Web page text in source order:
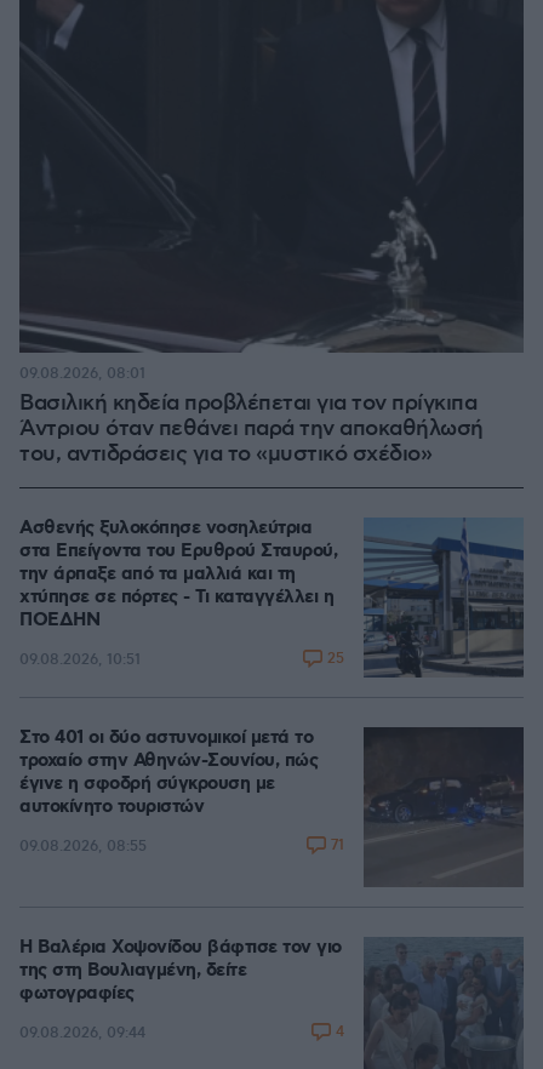
Βασιλική κηδεία προβλέπεται για τον πρίγκιπα
Άντριου όταν πεθάνει παρά την αποκαθήλωσή
του, αντιδράσεις για το «μυστικό σχέδιο»
09.08.2026, 08:01
Ασθενής ξυλοκόπησε νοσηλεύτρια
στα Επείγοντα του Ερυθρού Σταυρού,
την άρπαξε από τα μαλλιά και τη
χτύπησε σε πόρτες - Τι καταγγέλλει η
ΠΟΕΔΗΝ
09.08.2026, 10:51 25
Στο 401 οι δύο αστυνομικοί μετά το
τροχαίο στην Αθηνών-Σουνίου, πώς
έγινε η σφοδρή σύγκρουση με
αυτοκίνητο τουριστών
09.08.2026, 08:55 71
Η Βαλέρια Χοψονίδου βάφτισε τον γιο
της στη Βουλιαγμένη, δείτε
φωτογραφίες
09.08.2026, 09:44 4